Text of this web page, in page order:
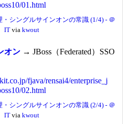
シングルサインオンの常識 (1/4) - ＠
ITvia kwout
オン → JBoss（Federated）SSO
シングルサインオンの常識 (2/4) - ＠
ITvia kwout